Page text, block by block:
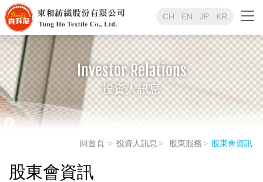
CH EN JP KR
Investor Relations
投資人訊息
回首頁 投資人訊息 股東服務 股東會資訊
股東會資訊